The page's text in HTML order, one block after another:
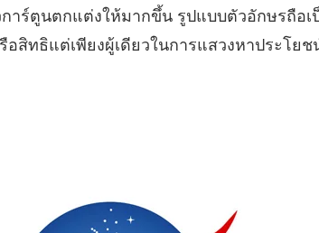
าร์ตูนตกแต่งให้มากขึ้น รูปแบบตัวอักษรถือ
สิทธิแต่เพียงผู้เดียวในการแสวงหาประโยช